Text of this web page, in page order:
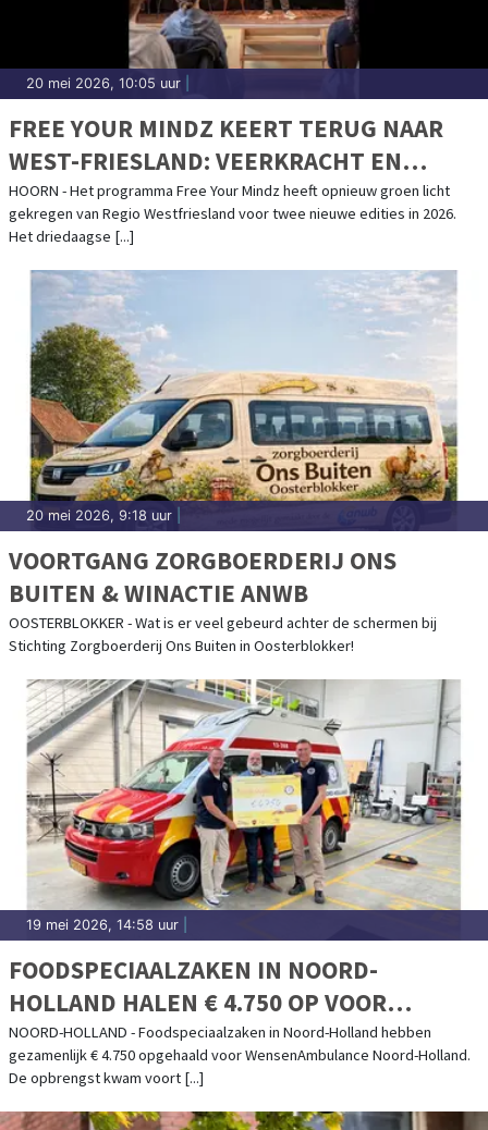
20 mei 2026, 10:05 uur
FREE YOUR MINDZ KEERT TERUG NAAR
WEST-FRIESLAND: VEERKRACHT EN
MENTALE GEZONDHEID VOOR
JONGVOLWASSENEN
HOORN - Het programma Free Your Mindz heeft opnieuw groen licht
gekregen van Regio Westfriesland voor twee nieuwe edities in 2026.
Het driedaagse [...]
20 mei 2026, 9:18 uur
VOORTGANG ZORGBOERDERIJ ONS
BUITEN & WINACTIE ANWB
OOSTERBLOKKER - Wat is er veel gebeurd achter de schermen bij
Stichting Zorgboerderij Ons Buiten in Oosterblokker!
19 mei 2026, 14:58 uur
FOODSPECIAALZAKEN IN NOORD-
HOLLAND HALEN € 4.750 OP VOOR
STICHTING WENSENAMBULANCE NOORD-
HOLLAND MET STROOPWAFELACTIE
NOORD-HOLLAND - Foodspeciaalzaken in Noord-Holland hebben
gezamenlijk € 4.750 opgehaald voor WensenAmbulance Noord-Holland.
De opbrengst kwam voort [...]